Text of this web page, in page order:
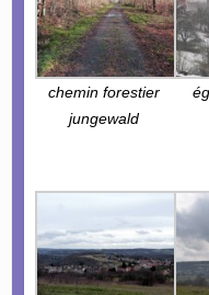
chemin forestier
jungewald